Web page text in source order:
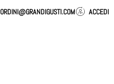
ORDINI@GRANDIGUSTI.COM ACCEDI